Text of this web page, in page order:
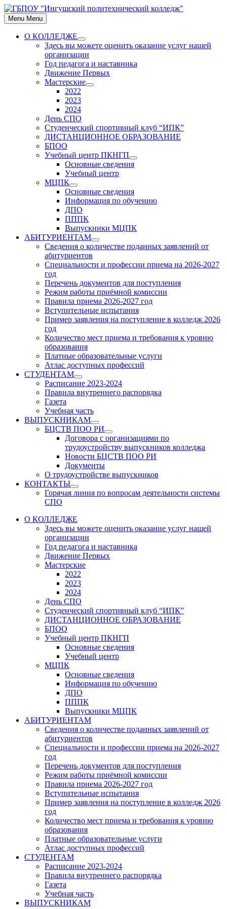
Skip
to
content
Menu Menu
О КОЛЛЕДЖЕ
Show
sub
menu
Здесь вы можете оценить оказание услуг нашей
организации
Год педагога и наставника
Движение Первых
Мастерские
Show
2022
2023
2024
День СПО
Студенческий спортивный клуб “ИПК”
ДИСТАНЦИОННОЕ ОБРАЗОВАНИЕ
БПОО
Учебный центр ПКНГП
Show
sub
Основные сведения
Учебный центр
МЦПК
Show
sub
menu
Основные сведения
Информация по обучению
ДПО
ПППК
Выпускники МЦПК
АБИТУРИЕНТАМ
Show
sub
Сведения о количестве поданных заявлений от
абитуриентов
Специальности и профессии приема на 2026-2027
год
Перечень документов для поступления
Режим работы приёмной комиссии
Правила приема 2026-2027 год
Вступительные испытания
Пример заявления на поступление в колледж 2026
год
Количество мест приема и требования к уровню
образования
Платные образовательные услуги
Атлас доступных профессий
СТУДЕНТАМ
Show
sub
menu
Расписание 2023-2024
Правила внутреннего распорядка
Газета
Учебная часть
ВЫПУСКНИКАМ
Show
sub
menu
БЦСТВ ПОО РИ
Show
sub
menu
Договора с организациями по
трудоустройству выпускников колледжа
Новости БЦСТВ ПОО РИ
Документы
О трудоустройстве выпускников
КОНТАКТЫ
Show
sub
Горячая линия по вопросам деятельности системы
СПО
О КОЛЛЕДЖЕ
Здесь вы можете оценить оказание услуг нашей
организации
Год педагога и наставника
Движение Первых
Мастерские
2022
2023
2024
День СПО
Студенческий спортивный клуб “ИПК”
ДИСТАНЦИОННОЕ ОБРАЗОВАНИЕ
БПОО
Учебный центр ПКНГП
Основные сведения
Учебный центр
МЦПК
Основные сведения
Информация по обучению
ДПО
ПППК
Выпускники МЦПК
АБИТУРИЕНТАМ
Сведения о количестве поданных заявлений от
абитуриентов
Специальности и профессии приема на 2026-2027
год
Перечень документов для поступления
Режим работы приёмной комиссии
Правила приема 2026-2027 год
Вступительные испытания
Пример заявления на поступление в колледж 2026
год
Количество мест приема и требования к уровню
образования
Платные образовательные услуги
Атлас доступных профессий
СТУДЕНТАМ
Расписание 2023-2024
Правила внутреннего распорядка
Газета
Учебная часть
ВЫПУСКНИКАМ